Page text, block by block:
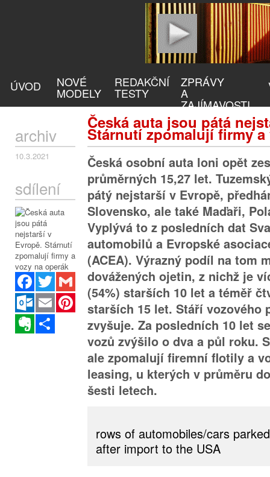
ÚVOD NOVÉ
MODELY
REDAKČNÍ
TESTY
ZPRÁVY
A
ZAJÍMAVOSTI
Česká auta jsou pátá
Stárnutí zpomalují firmy a
archiv
10.3.2021
sdílení
Facebook
Twitter
Gmail
Outlook.com
Email
Pinterest
Evernote
Česká osobní auta loni opět
průměrných 15,27 let.
pátý nejstarší v Evropě,
Slovensko, ale také Maďaři,
Vyplývá to z posledních dat
automobilů a Evropské
(ACEA). Výrazný podíl na tom
dovážených ojetin, z nichž je
(54%) starších 10 let a téměř
starších 15 let. Stáří vozového
zvyšuje. Za posledních 10 let
vozů zvýšilo o dva a půl roku.
ale zpomalují firemní flotily a
leasing, u kterých v průměru
šesti letech.
rows of automobiles/cars
after import to the USA